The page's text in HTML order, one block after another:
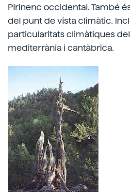
Pirinenc occidental. També
del punt de vista climàtic.
particularitats climàtiques
mediterrània i cantàbrica.